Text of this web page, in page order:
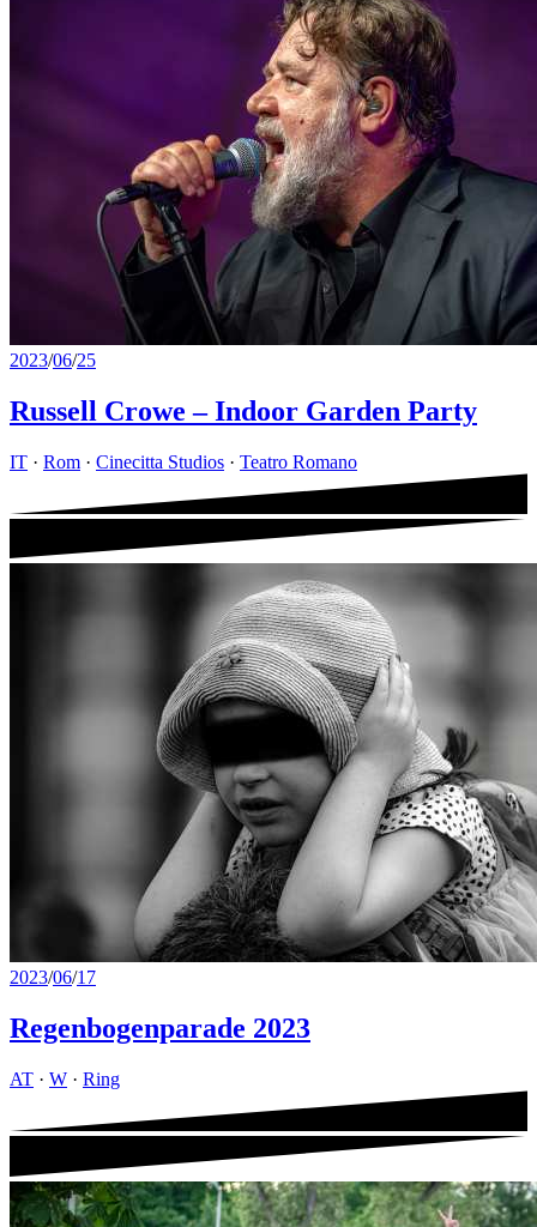
2023/06/25
Russell Crowe – Indoor Garden Party
IT · Rom · Cinecitta Studios · Teatro Romano
2023/06/17
Regenbogenparade 2023
AT · W · Ring